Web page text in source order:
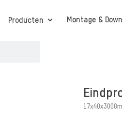
Producten Montage &